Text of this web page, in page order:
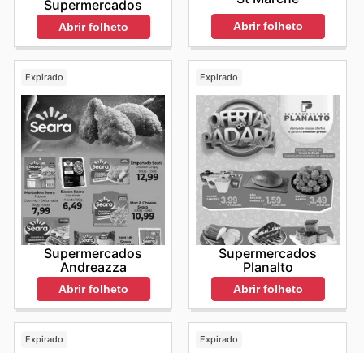
Supermercados
Abrir folheto Abrir folheto
Expirado
Supermercados
Andreazza
Abrir folheto
Expirado
Supermercados
Planalto
Abrir folheto
Expirado Expirado